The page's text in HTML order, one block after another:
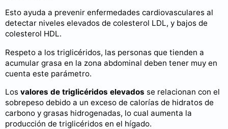
Esto ayuda a prevenir enfermedades cardiovasculares al
detectar niveles elevados de colesterol LDL, y bajos de
colesterol HDL.
Respeto a los triglicéridos, las personas que tienden a
acumular grasa en la zona abdominal deben tener muy en
cuenta este parámetro.
Los valores de triglicéridos elevados se relacionan con el
sobrepeso debido a un exceso de calorías de hidratos de
carbono y grasas hidrogenadas, lo cual aumenta la
producción de triglicéridos en el hígado.